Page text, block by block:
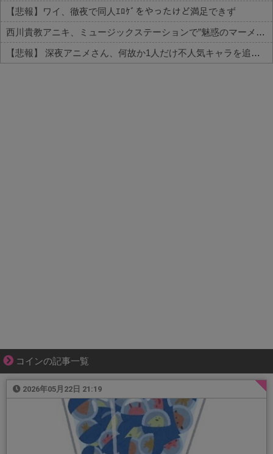
【悲報】ワイ、徹夜で同人ｴﾛｹﾞをやったけど満足できず
西川貴教アニキ、ミュージックステーションで”魅惑のマーメイド達と限界突破”してしまうｗｗｗｗ
【悲報】 深夜アニメさん、何故か1人だけ不人気キャラを追加してしまうｗｗｗ
コインの記事一覧
2026年05月22日 21:19